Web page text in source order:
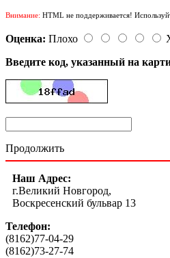
Внимание: HTML не поддерживается!
Оценка: Плохо
Введите код, указанный на
Продолжить
Наш Адрес:
г.Великий Новгород,
Воскресенский бульвар 13
Телефон:
(8162)77-04-29
(8162)73-27-74